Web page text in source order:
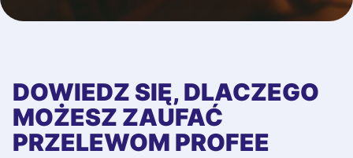
DOWIEDZ SIĘ, DLACZEGO
MOŻESZ ZAUFAĆ
PRZELEWOM PROFEE